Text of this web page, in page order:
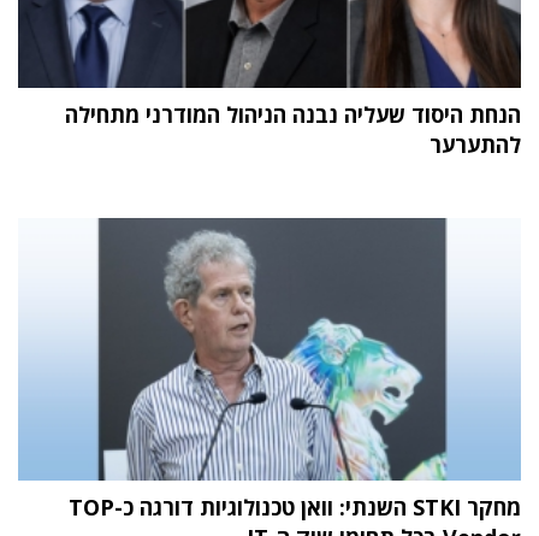
הנחת היסוד שעליה נבנה הניהול המודרני מתחילה
להתערער
מחקר STKI השנתי: וואן טכנולוגיות דורגה כ-TOP